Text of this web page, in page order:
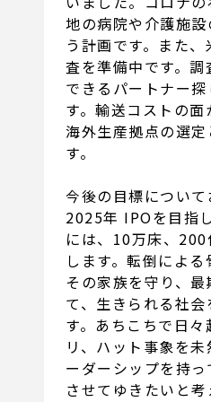
地の病院や介護施
う計画です。また
査を準備中です。
できるパートナー
す。輸送コストの
海外生産拠点の選
す。
今後の目標につい
2025年 IPOを目指
には、10万床、
します。転倒によ
その家族を守り、
て、生きられる社
す。あちこちで日々
リ、ハット事象を
ーダーシップを持
させてゆきたいと考